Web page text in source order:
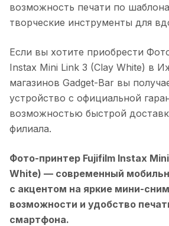
возможность печати по
творческие инструменты для
Если вы хотите приобрести
Instax Mini Link 3 (Clay White) в
магазинов Gadget-Bar вы
устройство с официальной
возможностью быстрой
филиала.
Фото-принтер Fujifilm Instax
White) — современный
с акцентом на яркие мини-
возможности и удобство
смартфона.